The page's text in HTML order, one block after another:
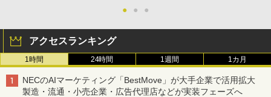
●
● ●
アクセスランキング
1時間 24時間 1週間 1カ月
NECのAIマーケティング「BestMove」が大手企業で活用拡大
製造・流通・小売企業・広告代理店などが実装フェーズへ